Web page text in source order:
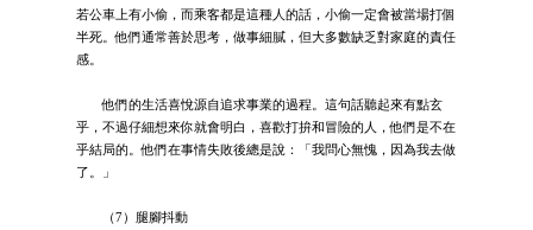
若公車上有小偷，而乘客都是這種人的話，小偷一定會被當場打個
半死。他們通常善於思考，做事細膩，但大多數缺乏對家庭的責任
感。
他們的生活喜悅源自追求事業的過程。這句話聽起來有點玄
乎，不過仔細想來你就會明白，喜歡打拚和冒險的人，他們是不在
乎結局的。他們在事情失敗後總是說：「我問心無愧，因為我去做
了。」
（7）腿腳抖動